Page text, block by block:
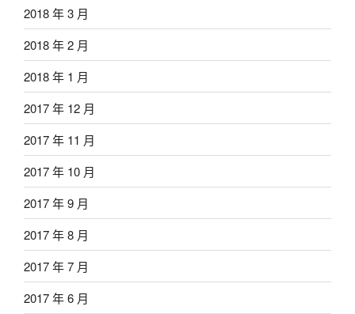
2018 年 3 月
2018 年 2 月
2018 年 1 月
2017 年 12 月
2017 年 11 月
2017 年 10 月
2017 年 9 月
2017 年 8 月
2017 年 7 月
2017 年 6 月